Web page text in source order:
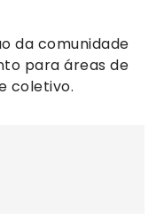
da comunidade
para áreas de
coletivo.